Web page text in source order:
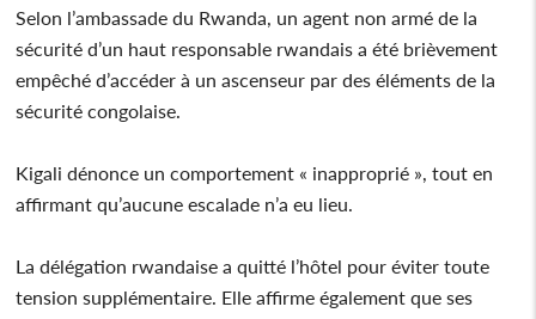
Selon l’ambassade du Rwanda, un agent non armé de la
sécurité d’un haut responsable rwandais a été brièvement
empêché d’accéder à un ascenseur par des éléments de la
sécurité congolaise.
Kigali dénonce un comportement « inapproprié », tout en
affirmant qu’aucune escalade n’a eu lieu.
La délégation rwandaise a quitté l’hôtel pour éviter toute
tension supplémentaire. Elle affirme également que ses